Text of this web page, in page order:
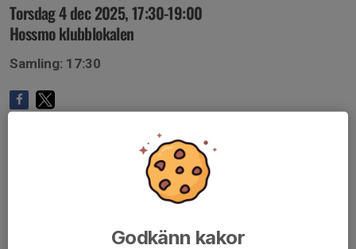
Torsdag 4 dec 2025, 17:30-19:00
Hossmo klubblokalen
Samling: 17:30
Godkänn kakor